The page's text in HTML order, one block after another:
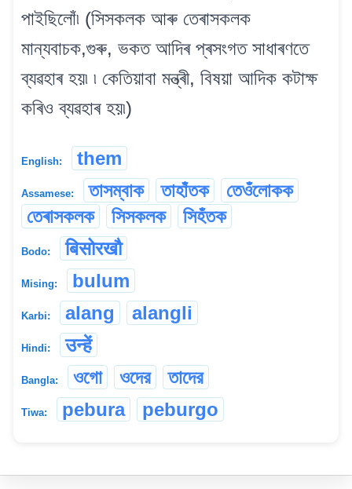
পাইছিলোঁ৷ (সিসকলক আৰু তেৰাসকলক
মান্যবাচক,গুৰু, ভকত আদিৰ প্ৰসংগত সাধাৰণতে
ব্যৱহাৰ হয়৷ ৷ কেতিয়াবা মন্ত্ৰী, বিষয়া আদিক কটাক্ষ
কৰিও ব্যৱহাৰ হয়৷)
English: them
Assamese: তাসম্বাক তাহাঁতক
তেওঁলোকক
তেৰাসকলক
সিসকলক সিহঁতক
Bodo: बिसोरखौ
Mising: bulum
Karbi: alang alangli
Hindi: उन्हें
Bangla: ওগো ওদের তাদের
Tiwa: pebura peburgo